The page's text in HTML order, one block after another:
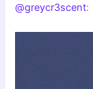
@greycr3scent: